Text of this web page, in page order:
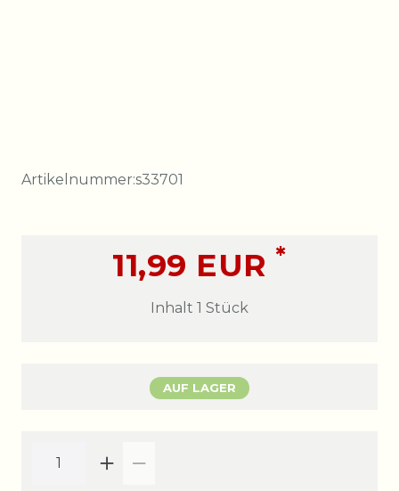
Artikelnummer:s33701
11,99 EUR*
Inhalt 1 Stück
AUF LAGER